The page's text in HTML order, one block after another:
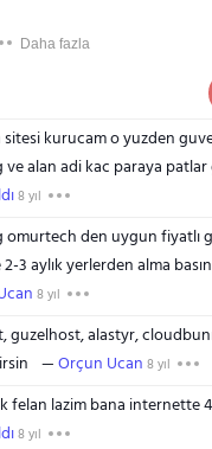
Daha fazla
sitesi kurucam o yuzden
ve alan adi kac paraya
8 yıl
omurtech den uygun fiyatlı
3 aylık yerlerden alma
8 yıl
guzelhost, alastyr,
Orçun Ucan 8 yıl
felan lazim bana internette
8 yıl